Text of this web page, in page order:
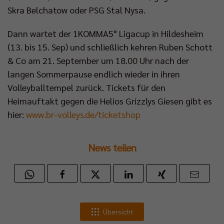
Skra Belchatow oder PSG Stal Nysa.
Dann wartet der 1KOMMA5° Ligacup in Hildesheim
(13. bis 15. Sep) und schließlich kehren Ruben Schott
& Co am 21. September um 18.00 Uhr nach der
langen Sommerpause endlich wieder in ihren
Volleyballtempel zurück. Tickets für den
Heimauftakt gegen die Helios Grizzlys Giesen gibt es
hier: www.br-volleys.de/ticketshop
News teilen
Übersicht